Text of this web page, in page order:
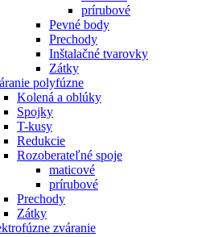
prírubové
Pevné body
Prechody
Inštalačné tvarovky
Zátky
polyfúzne
Kolená a oblúky
Spojky
T-kusy
Redukcie
Rozoberateľné spoje
maticové
prírubové
Prechody
Zátky
zváranie